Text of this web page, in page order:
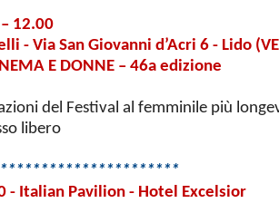
12.00
- Via San Giovanni d’Acri 6 - Lido
E DONNE – 46a edizione
del Festival al femminile più
libero
- Italian Pavilion - Hotel Excelsior